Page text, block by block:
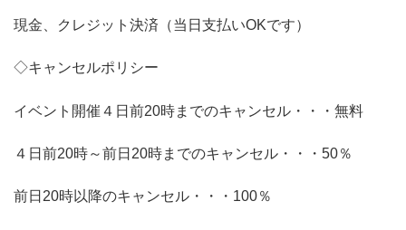
現金、クレジット決済（当日支払いOKです）
◇キャンセルポリシー
イベント開催４日前20時までのキャンセル・・・無料
４日前20時～前日20時までのキャンセル・・・50％
前日20時以降のキャンセル・・・100％